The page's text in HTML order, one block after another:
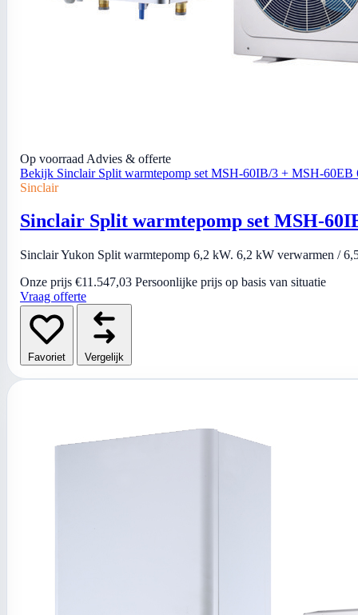
Op voorraad Advies & offerte
Bekijk Sinclair Split warmtepomp set MSH-60IB/3 + MSH-60EB
Sinclair
Sinclair Split warmtepomp set MSH-
Sinclair Yukon Split warmtepomp 6,2 kW. 6,2 kW verwarmen /
Onze prijs €11.547,03 Persoonlijke prijs op basis van situatie
Vraag offerte
Favoriet Vergelijk